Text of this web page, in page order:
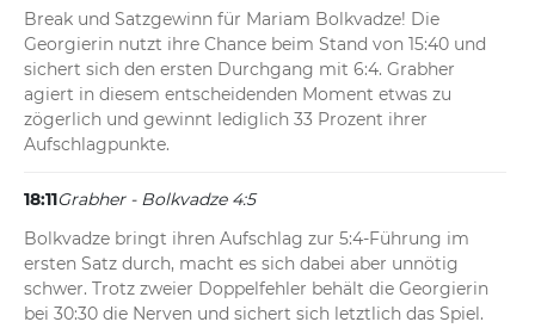
Break und Satzgewinn für Mariam Bolkvadze! Die
Georgierin nutzt ihre Chance beim Stand von 15:40 und
sichert sich den ersten Durchgang mit 6:4. Grabher
agiert in diesem entscheidenden Moment etwas zu
zögerlich und gewinnt lediglich 33 Prozent ihrer
Aufschlagpunkte.
18:11Grabher - Bolkvadze 4:5
Bolkvadze bringt ihren Aufschlag zur 5:4-Führung im
ersten Satz durch, macht es sich dabei aber unnötig
schwer. Trotz zweier Doppelfehler behält die Georgierin
bei 30:30 die Nerven und sichert sich letztlich das Spiel.